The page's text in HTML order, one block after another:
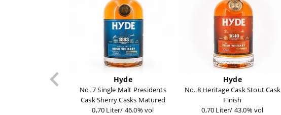
Hyde
No. 7 Single Malt Presidents
Cask Sherry Casks Matured
0,70 Liter/ 46.0% vol
Hyde
No. 8 Heritage Cask Stout Cask
Finish
0,70 Liter/ 43.0% vol